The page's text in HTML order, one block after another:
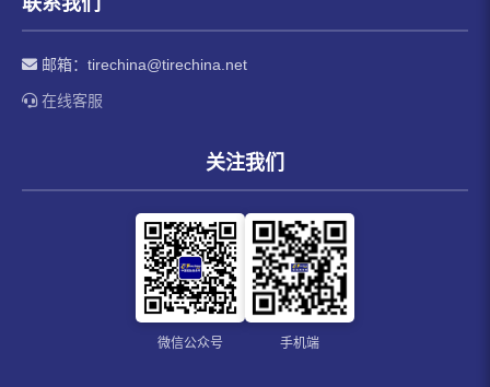
邮箱： tirechina@tirechina.net
在线客服
关注我们
微信公众号 手机端